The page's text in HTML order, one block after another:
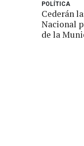
POLÍTICA
Cederán
Nacional
de la